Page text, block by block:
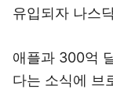
유입되자 나스
애플과 300억
다는 소식에 브